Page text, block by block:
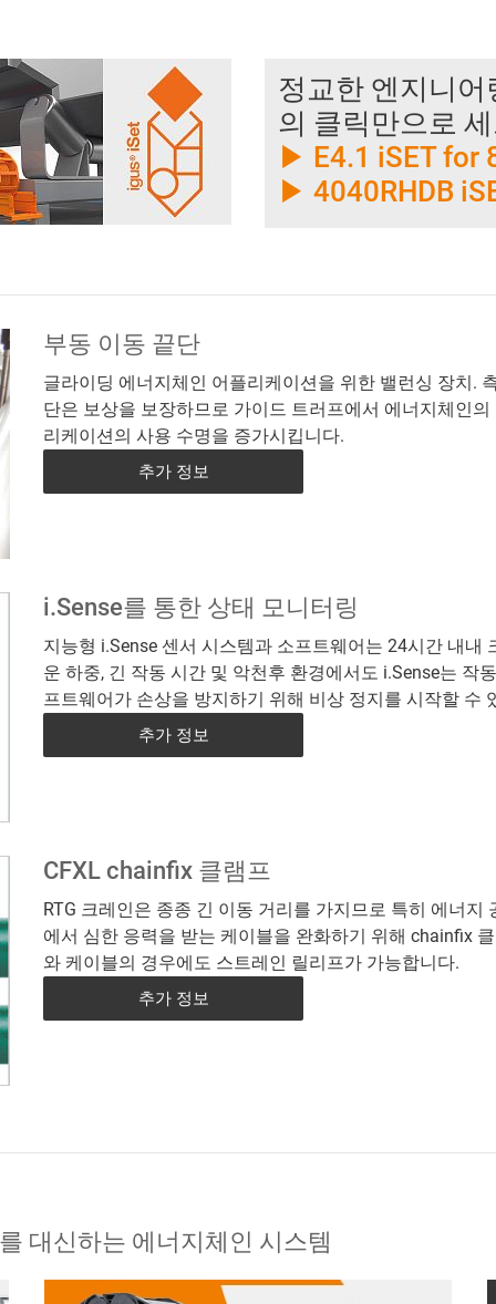
정교한 엔지니
의 클릭만으로
▶ E4.1 iSET for
▶ 4040RHDB
부동 이동 끝단
글라이딩 에너지체인 어플리케이션을 위한 밸런싱 장치.
단은 보상을 보장하므로 가이드 트러프에서 에너지체인
리케이션의 사용 수명을 증가시킵니다.
추가 정보
i.Sense를 통한 상태 모니터링
지능형 i.Sense 센서 시스템과 소프트웨어는 24시간 내
운 하중, 긴 작동 시간 및 악천후 환경에서도 i.Sense는 작
프트웨어가 손상을 방지하기 위해 비상 정지를 시작할 수
추가 정보
CFXL chainfix 클램프
RTG 크레인은 종종 긴 이동 거리를 가지므로 특히 에너
에서 심한 응력을 받는 케이블을 완화하기 위해 chainfix
와 케이블의 경우에도 스트레인 릴리프가 가능합니다.
추가 정보
대신하는 에너지체인 시스템